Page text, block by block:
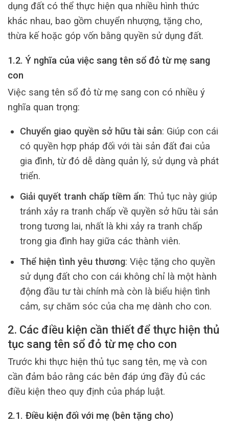
dụng đất có thể thực hiện qua nhiều hình thức
khác nhau, bao gồm chuyển nhượng, tặng cho,
thừa kế hoặc góp vốn bằng quyền sử dụng đất.
1.2. Ý nghĩa của việc sang tên sổ đỏ từ mẹ sang
con
Việc sang tên sổ đỏ từ mẹ sang con có nhiều ý
nghĩa quan trọng:
Chuyển giao quyền sở hữu tài sản: Giúp con cái
có quyền hợp pháp đối với tài sản đất đai của
gia đình, từ đó dễ dàng quản lý, sử dụng và phát
triển.
Giải quyết tranh chấp tiềm ẩn: Thủ tục này giúp
tránh xảy ra tranh chấp về quyền sở hữu tài sản
trong tương lai, nhất là khi xảy ra tranh chấp
trong gia đình hay giữa các thành viên.
Thể hiện tình yêu thương: Việc tặng cho quyền
sử dụng đất cho con cái không chỉ là một hành
động đầu tư tài chính mà còn là biểu hiện tình
cảm, sự chăm sóc của cha mẹ dành cho con.
2. Các điều kiện cần thiết để thực hiện thủ
tục sang tên sổ đỏ từ mẹ cho con
Trước khi thực hiện thủ tục sang tên, mẹ và con
cần đảm bảo rằng các bên đáp ứng đầy đủ các
điều kiện theo quy định của pháp luật.
2.1. Điều kiện đối với mẹ (bên tặng cho)